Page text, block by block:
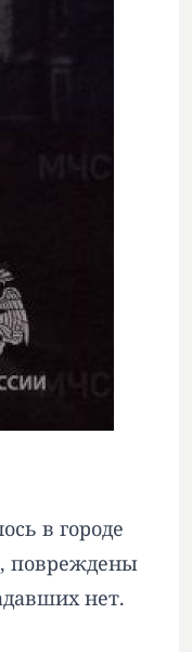
в городе
повреждены
нет.